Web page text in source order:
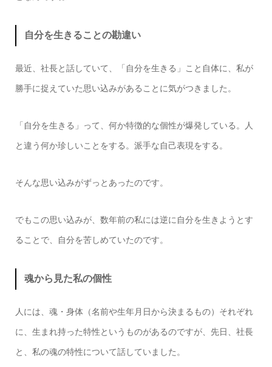
自分を生きることの勘違い
最近、社長と話していて、「自分を生きる」こと自体に、私が
勝手に捉えていた思い込みがあることに気がつきました。
「自分を生きる」って、何か特徴的な個性が爆発している。人
と違う何か珍しいことをする。派手な自己表現をする。
そんな思い込みがずっとあったのです。
でもこの思い込みが、数年前の私には逆に自分を生きようとす
ることで、自分を苦しめていたのです。
魂から見た私の個性
人には、魂・身体（名前や生年月日から決まるもの）それぞれ
に、生まれ持った特性というものがあるのですが、先日、社長
と、私の魂の特性について話していました。